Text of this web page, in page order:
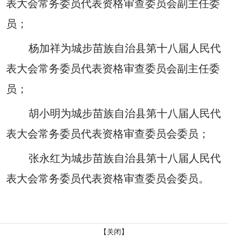
表大会常务委员代表资格审查委员会副主任委
员；
杨加祥为城步苗族自治县第十八届人民代
表大会常务委员代表资格审查委员会副主任委
员；
胡小明为城步苗族自治县第十八届人民代
表大会常务委员代表资格审查委员会委员；
张永红为城步苗族自治县第十八届人民代
表大会常务委员代表资格审查委员会委员。
【关闭】